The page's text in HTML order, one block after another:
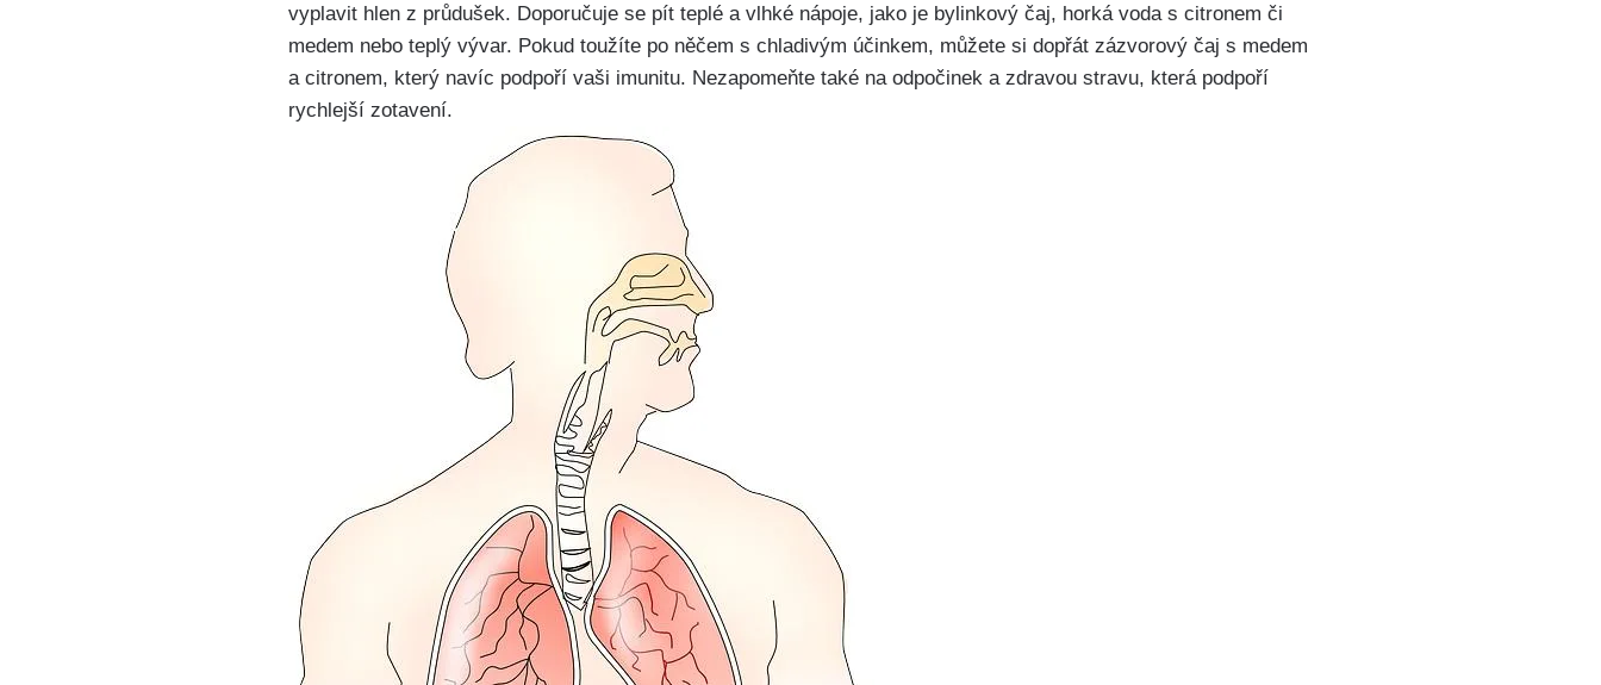
vyplavit hlen​ z průdušek. Doporučuje se pít teplé a vlhké nápoje, jako​ je bylinkový​ čaj, horká voda ‌s citronem či
medem nebo teplý vývar.⁢ Pokud toužíte po něčem ⁤s chladivým účinkem, můžete si dopřát zázvorový čaj s medem
a citronem, který navíc⁢ podpoří vaši imunitu. Nezapomeňte ‌také na odpočinek a zdravou stravu, ⁤která podpoří
rychlejší‌ zotavení.